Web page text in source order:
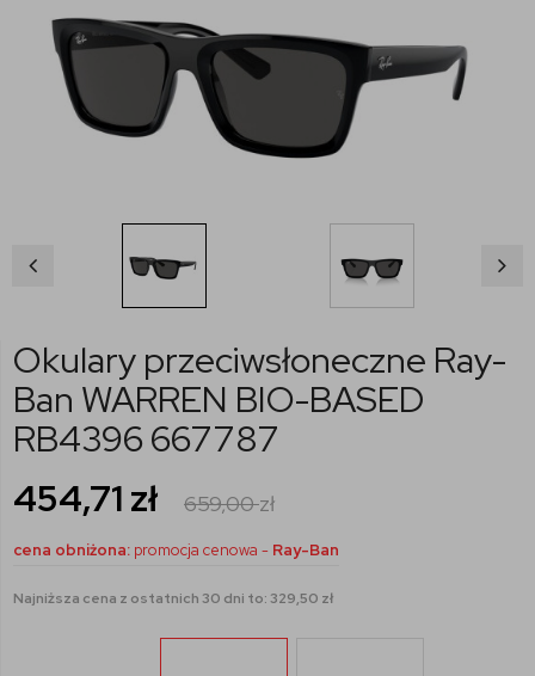
Okulary przeciwsłoneczne Ray-
Ban WARREN BIO-BASED
RB4396 667787
454,71 zł 659,00zł
cena obniżona: promocja cenowa - Ray-Ban
Najniższa cena z ostatnich 30 dni to: 329,50 zł